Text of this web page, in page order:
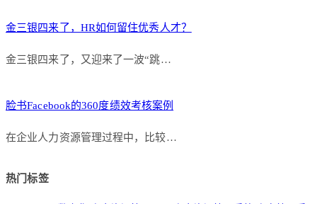
金三银四来了，HR如何留住优秀人才？
金三银四来了，又迎来了一波“跳…
脸书Facebook的360度绩效考核案例
在企业人力资源管理过程中，比较…
热门标签